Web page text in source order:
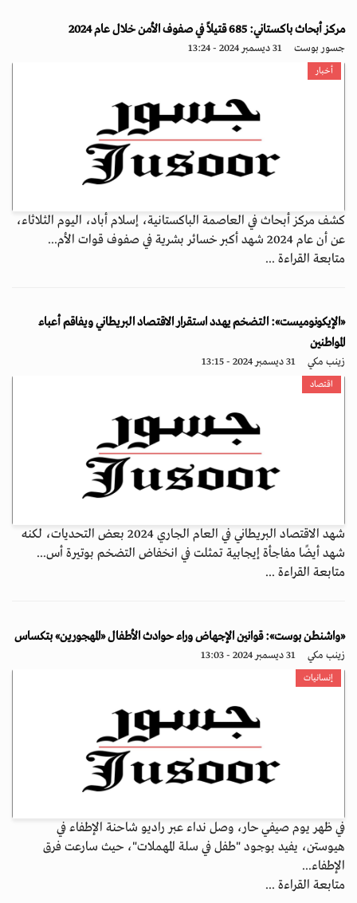
مركز أبحاث باكستاني: 685 قتيلاً في صفوف الأمن خلال عام 2024
جسور بوست 31 ديسمبر 2024 - 13:24
أخبار
كشف مركز أبحاث في العاصمة الباكستانية، إسلام أباد، اليوم الثلاثاء،
عن أن عام 2024 شهد أكبر خسائر بشرية في صفوف قوات الأم...
متابعة القراءة ...
«الإيكونوميست»: التضخم يهدد استقرار الاقتصاد البريطاني ويفاقم أعباء
المواطنين
زينب مكي 31 ديسمبر 2024 - 13:15
اقتصاد
شهد الاقتصاد البريطاني في العام الجاري 2024 بعض التحديات، لكنه
شهد أيضًا مفاجأة إيجابية تمثلت في انخفاض التضخم بوتيرة أس...
متابعة القراءة ...
«واشنطن بوست»: قوانين الإجهاض وراء حوادث الأطفال «المهجورين» بتكساس
زينب مكي 31 ديسمبر 2024 - 13:03
إنسانيات
في ظهر يوم صيفي حار، وصل نداء عبر راديو شاحنة الإطفاء في
هيوستن، يفيد بوجود "طفل في سلة المهملات"، حيث سارعت فرق
الإطفاء...
متابعة القراءة ...